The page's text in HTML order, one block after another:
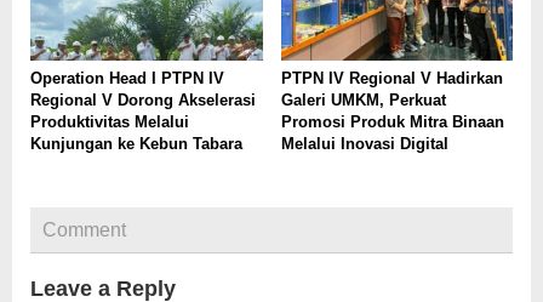
Operation Head I PTPN IV
Regional V Dorong Akselerasi
Produktivitas Melalui
Kunjungan ke Kebun Tabara
PTPN IV Regional V Hadirkan
Galeri UMKM, Perkuat
Promosi Produk Mitra Binaan
Melalui Inovasi Digital
Comment
Leave a Reply